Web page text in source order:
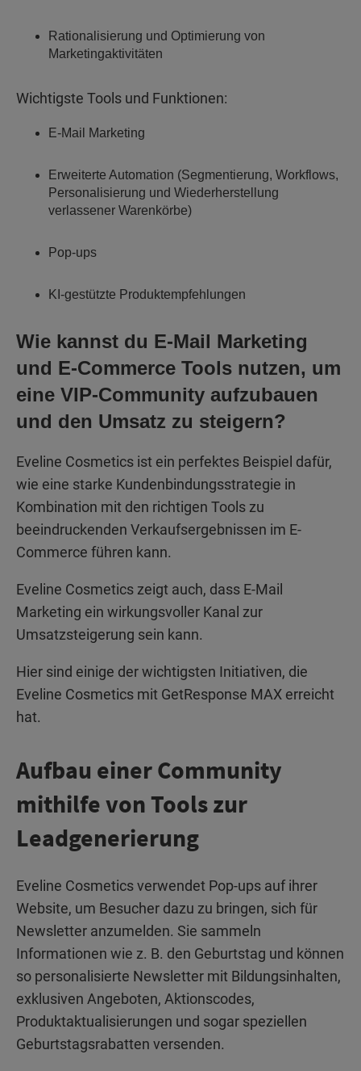
Rationalisierung und Optimierung von
Marketingaktivitäten
Wichtigste Tools und Funktionen:
E-Mail Marketing
Erweiterte Automation (Segmentierung, Workflows,
Personalisierung und Wiederherstellung
verlassener Warenkörbe)
Pop-ups
KI-gestützte Produktempfehlungen
Wie kannst du E-Mail Marketing
und E-Commerce Tools nutzen, um
eine VIP-Community aufzubauen
und den Umsatz zu steigern?
Eveline Cosmetics ist ein perfektes Beispiel dafür,
wie eine starke Kundenbindungsstrategie in
Kombination mit den richtigen Tools zu
beeindruckenden Verkaufsergebnissen im E-
Commerce führen kann.
Eveline Cosmetics zeigt auch, dass E-Mail
Marketing ein wirkungsvoller Kanal zur
Umsatzsteigerung sein kann.
Hier sind einige der wichtigsten Initiativen, die
Eveline Cosmetics mit GetResponse MAX erreicht
hat.
Aufbau einer Community
mithilfe von Tools zur
Leadgenerierung
Eveline Cosmetics verwendet Pop-ups auf ihrer
Website, um Besucher dazu zu bringen, sich für
Newsletter anzumelden. Sie sammeln
Informationen wie z. B. den Geburtstag und können
so personalisierte Newsletter mit Bildungsinhalten,
exklusiven Angeboten, Aktionscodes,
Produktaktualisierungen und sogar speziellen
Geburtstagsrabatten versenden.